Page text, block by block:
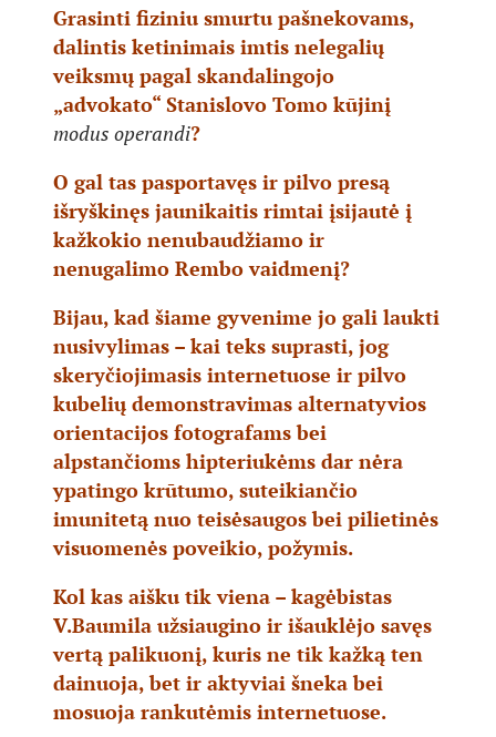
Grasinti fiziniu smurtu pašnekovams,
dalintis ketinimais imtis nelegalių
veiksmų pagal skandalingojo
„advokato“ Stanislovo Tomo kūjinį
modus operandi?
O gal tas pasportavęs ir pilvo presą
išryškinęs jaunikaitis rimtai įsijautė į
kažkokio nenubaudžiamo ir
nenugalimo Rembo vaidmenį?
Bijau, kad šiame gyvenime jo gali laukti
nusivylimas – kai teks suprasti, jog
skeryčiojimasis internetuose ir pilvo
kubelių demonstravimas alternatyvios
orientacijos fotografams bei
alpstančioms hipteriukėms dar nėra
ypatingo krūtumo, suteikiančio
imunitetą nuo teisėsaugos bei pilietinės
visuomenės poveikio, požymis.
Kol kas aišku tik viena – kagėbistas
V.Baumila užsiaugino ir išauklėjo savęs
vertą palikuonį, kuris ne tik kažką ten
dainuoja, bet ir aktyviai šneka bei
mosuoja rankutėmis internetuose.